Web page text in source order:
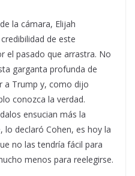
la cámara, Elijah
de este
el pasado que arrastra. No
garganta profunda de
a Trump y, como dijo
conozca la verdad.
ensucian más la
lo declaró Cohen, es hoy la
no las tendría fácil para
menos para reelegirse.